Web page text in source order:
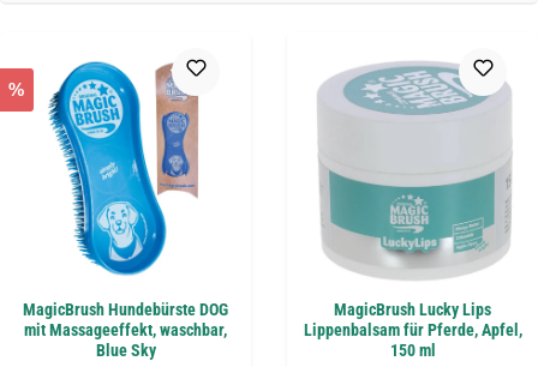
%
MagicBrush Hundebürste DOG
mit Massageeffekt, waschbar,
Blue Sky
MagicBrush Lucky Lips
Lippenbalsam für Pferde, Apfel,
150 ml